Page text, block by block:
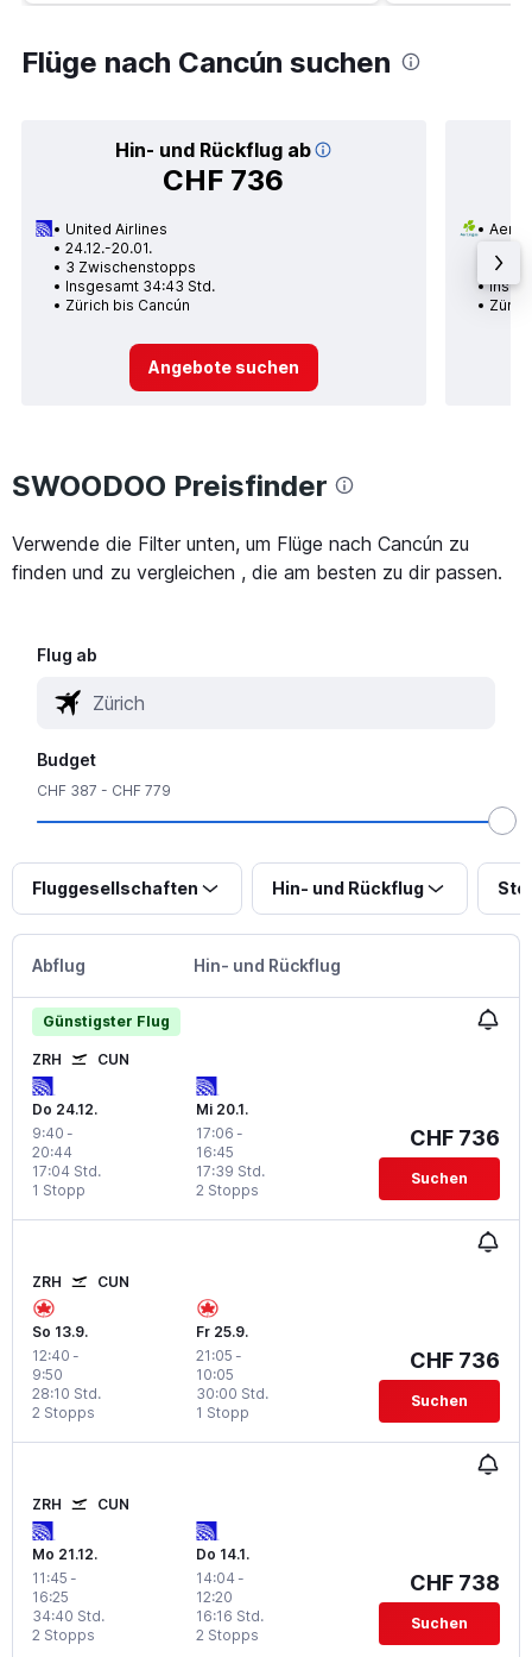
Flüge nach Cancún suchen
Hin- und Rückflug ab
CHF 736
United Airlines
24.12.-20.01.
3 Zwischenstopps
Insgesamt 34:43 Std.
Zürich bis Cancún
Angebote suchen
Aer
1
SWOODOO Preisfinder
Verwende die Filter unten, um Flüge nach Cancún zu
finden und zu vergleichen , die am besten zu dir passen.
Flug ab
Budget
CHF 387 - CHF 779
Fluggesellschaften Hin- und Rückflug
Abflug Hin- und Rückflug
Günstigster Flug
ZRH CUN
Do 24.12.
9:40 -
20:44
1 Stopp
17:04 Std.
Mi 20.1.
17:06 -
16:45
2 Stopps
17:39 Std.
CHF 736
Suchen
ZRH CUN
So 13.9.
12:40 -
9:50
2 Stopps
28:10 Std.
Fr 25.9.
21:05 -
10:05
1 Stopp
30:00 Std.
CHF 736
Suchen
ZRH CUN
Mo 21.12.
11:45 -
16:25
2 Stopps
34:40 Std.
Do 14.1.
14:04 -
12:20
2 Stopps
16:16 Std.
CHF 738
Suchen